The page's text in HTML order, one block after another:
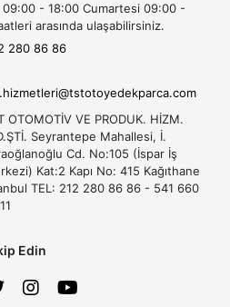
09:00 - 18:00 Cumartesi 09:00 -
arasında ulaşabilirsiniz.
280 86 86
OTOMOTİV VE PRODUK. HİZM.
Seyrantepe Mahallesi, İ.
Cd. No:105 (İspar İş
Kat:2 Kapı No: 415 Kağıthane
TEL: 212 280 86 86 - 541 660
Edin